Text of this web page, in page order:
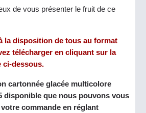
de vous présenter le fruit de ce
la disposition de tous au format
télécharger en cliquant sur la
ci-dessous.
cartonnée glacée multicolore
disponible que nous pouvons vous
commande en réglant